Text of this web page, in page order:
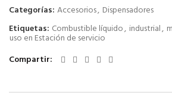
Categorías: Accesorios, Dispensadores
Etiquetas: Combustible líquido, industrial,
uso en Estación de servicio
Compartir